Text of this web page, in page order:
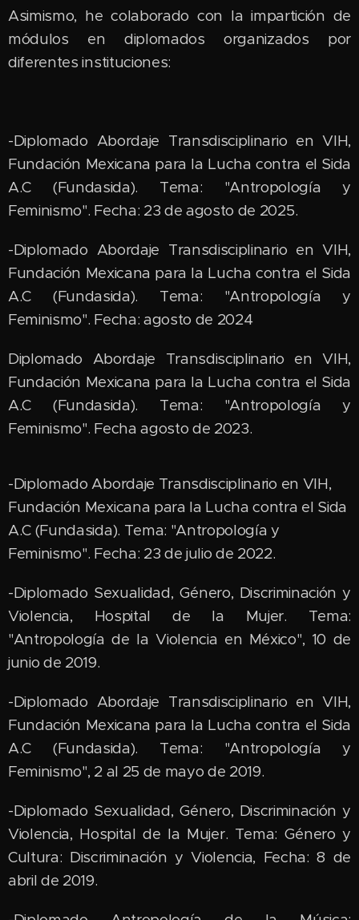
Asimismo, he colaborado con la impartición de
módulos en diplomados organizados por
diferentes instituciones:
-Diplomado Abordaje Transdisciplinario en VIH,
Fundación Mexicana para la Lucha contra el Sida
A.C (Fundasida). Tema: "Antropología y
Feminismo". Fecha: 23 de agosto de 2025.
-Diplomado Abordaje Transdisciplinario en VIH,
Fundación Mexicana para la Lucha contra el Sida
A.C (Fundasida). Tema: "Antropología y
Feminismo". Fecha: agosto de 2024
Diplomado Abordaje Transdisciplinario en VIH,
Fundación Mexicana para la Lucha contra el Sida
A.C (Fundasida). Tema: "Antropología y
Feminismo". Fecha agosto de 2023.
-Diplomado Abordaje Transdisciplinario en VIH,
Fundación Mexicana para la Lucha contra el Sida
A.C (Fundasida). Tema: "Antropología y
Feminismo". Fecha: 23 de julio de 2022.
-Diplomado Sexualidad, Género, Discriminación y
Violencia, Hospital de la Mujer. Tema:
"Antropología de la Violencia en México", 10 de
junio de 2019.
-Diplomado Abordaje Transdisciplinario en VIH,
Fundación Mexicana para la Lucha contra el Sida
A.C (Fundasida). Tema: "Antropología y
Feminismo", 2 al 25 de mayo de 2019.
-Diplomado Sexualidad, Género, Discriminación y
Violencia, Hospital de la Mujer. Tema: Género y
Cultura: Discriminación y Violencia, Fecha: 8 de
abril de 2019.